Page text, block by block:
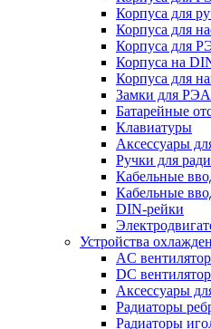
Корпуса для
Корпуса для
Корпуса для
Корпуса на
Корпуса для
Замки для РЭА
Батарейные
Клавиатуры
Аксессуары
Ручки для
Кабельные
Кабельные
DIN-рейки
Устройства
AC
DC
Аксессуары
Радиаторы
Радиаторы